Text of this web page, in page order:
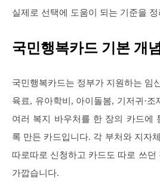
실제로 선택에 도움이 되는 기준을
국민행복카드 기본 개
국민행복카드는 정부가 지원하는 임
육료, 유아학비, 아이돌봄, 기저귀·
여러 복지 바우처를 한 장의 카드에
록 만든 카드입니다. 각 부처와 지자
따로따로 신청하고 카드도 따로 쓰던
가깝습니다.